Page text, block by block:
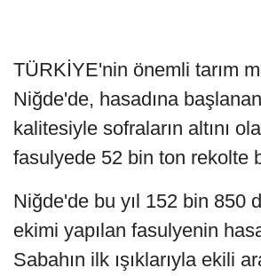
TÜRKİYE'nin önemli tarım
Niğde'de, hasadına
kalitesiyle sofraların altını
fasulyede 52 bin ton rekolte
Niğde'de bu yıl 152 bin 850
ekimi yapılan fasulyenin
Sabahın ilk ışıklarıyla ekili